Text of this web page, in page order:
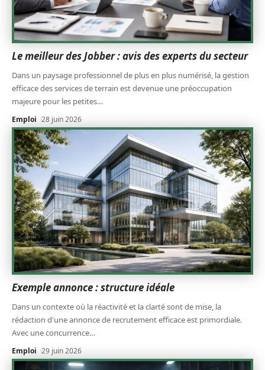
Le meilleur des Jobber : avis des experts du secteur
Dans un paysage professionnel de plus en plus numérisé, la gestion
efficace des services de terrain est devenue une préoccupation
majeure pour les petites…
Emploi 28 juin 2026
Exemple annonce : structure idéale
Dans un contexte où la réactivité et la clarté sont de mise, la
rédaction d'une annonce de recrutement efficace est primordiale.
Avec une concurrence…
Emploi 29 juin 2026